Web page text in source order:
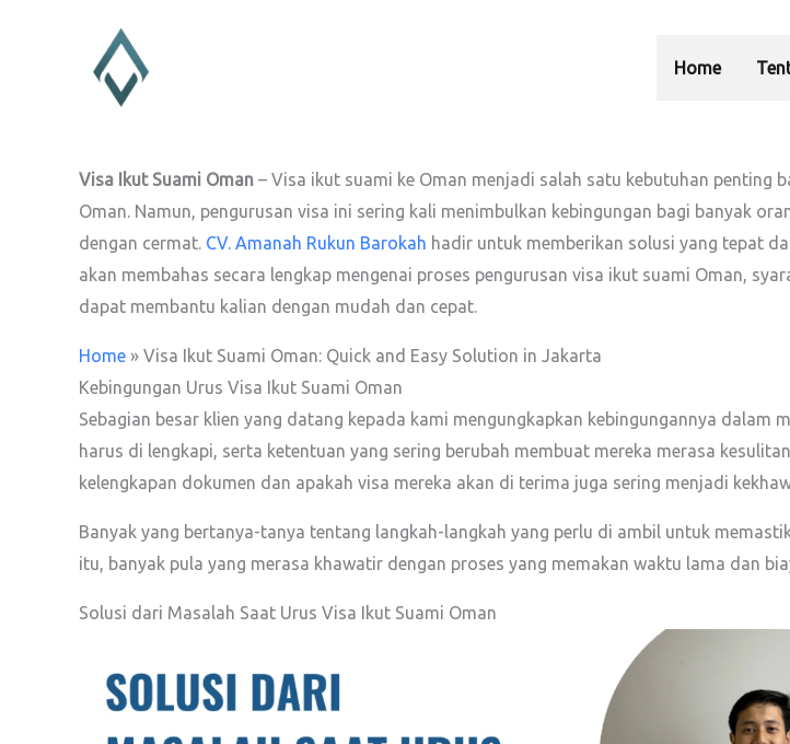
Home
Visa Ikut Suami Oman – Visa ikut suami ke Oman menjadi salah satu kebutuhan penting
Oman. Namun, pengurusan visa ini sering kali menimbulkan kebingungan bagi banyak
dengan cermat. CV. Amanah Rukun Barokah hadir untuk memberikan solusi yang tepat
akan membahas secara lengkap mengenai proses pengurusan visa ikut suami Oman,
dapat membantu kalian dengan mudah dan cepat.
Home » Visa Ikut Suami Oman: Quick and Easy Solution in Jakarta
Kebingungan Urus Visa Ikut Suami Oman
Sebagian besar klien yang datang kepada kami mengungkapkan kebingungannya dalam
harus di lengkapi, serta ketentuan yang sering berubah membuat mereka merasa
kelengkapan dokumen dan apakah visa mereka akan di terima juga sering menjadi
Banyak yang bertanya-tanya tentang langkah-langkah yang perlu di ambil untuk
itu, banyak pula yang merasa khawatir dengan proses yang memakan waktu lama dan
Solusi dari Masalah Saat Urus Visa Ikut Suami Oman